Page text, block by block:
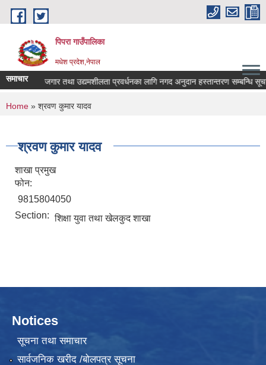
Skip to main content
पिपरा गाउँपालिका
मधेश प्रदेश,नेपाल
समाचारस्व-रोजगार तथा उद्यमशीलता प्रवर्धनका लागि नगद अनुदान हस्तान्तरण सम्बन्धि सूचना
You are here
Home » श्रवण कुमार यादव
श्रवण कुमार यादव
शाखा प्रमुख
फोन:
9815804050
Section: शिक्षा युवा तथा खेलकुद शाखा
Notices
सूचना तथा समाचार
सार्वजनिक खरीद /बोलपत्र सूचना